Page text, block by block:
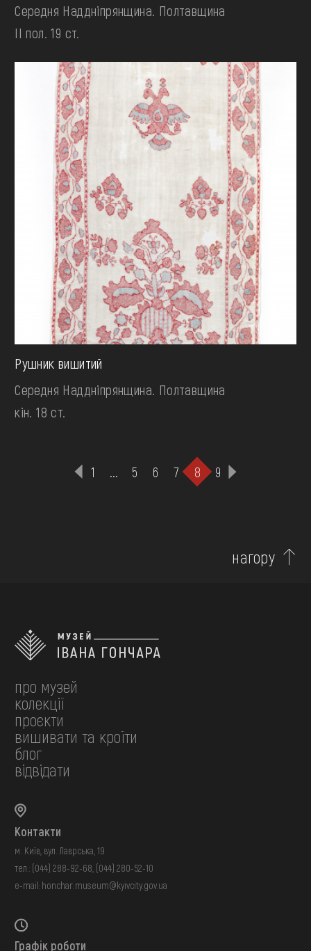
Середня Наддніпрянщина. Полтавщина
II пол. 19 ст.
Рушник вишитий
Середня Наддніпрянщина. Полтавщина
кін. 18 ст.
1 ... 5 6 7 8 9
нагору
про музей
колекції
проєкти
вишивати та кроїти
блог
відвідати
Контакти
м. Київ, вул. Лаврська, 19
тел.: (044) 288-92-68 (044) 280-52-10
e-mail: honchar.museum@kyivcity.gov.ua
Графік роботи